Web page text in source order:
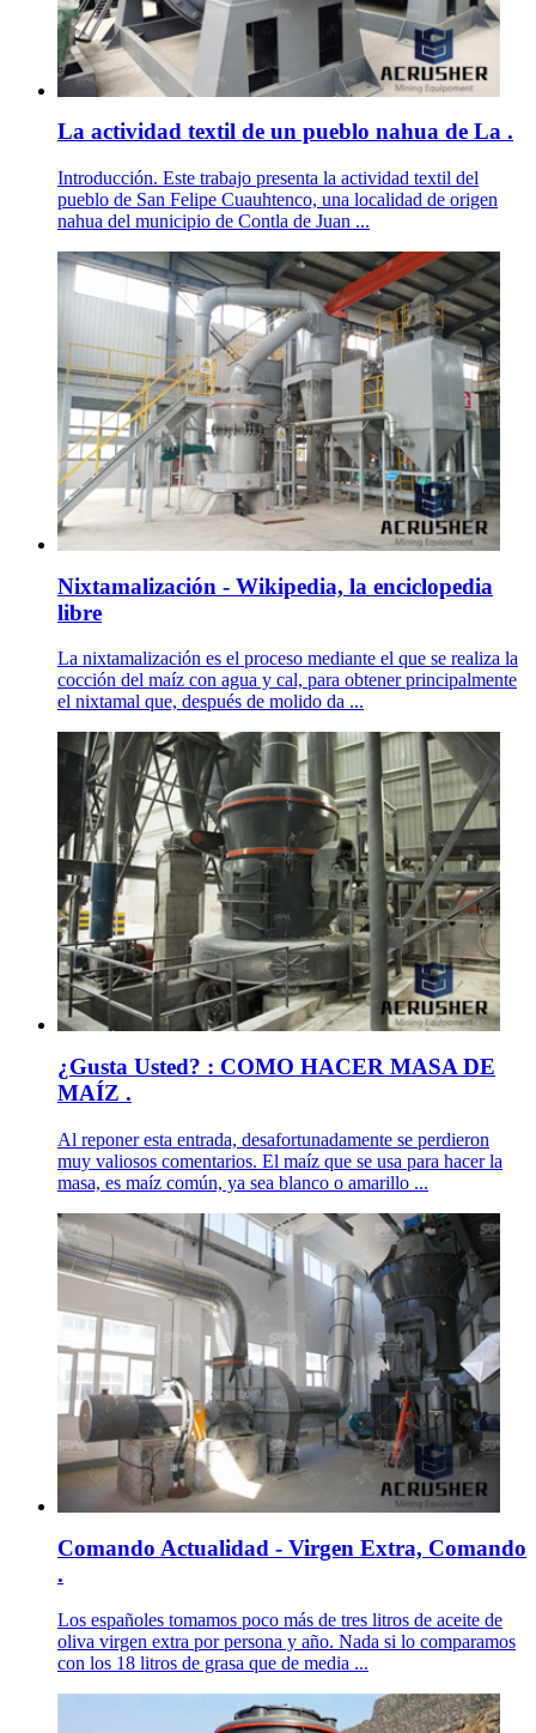
La actividad textil de un pueblo nahua de La .
Introducción. Este trabajo presenta la actividad textil del
pueblo de San Felipe Cuauhtenco, una localidad de origen
nahua del municipio de Contla de Juan ...
Nixtamalización - Wikipedia, la enciclopedia
libre
La nixtamalización es el proceso mediante el que se realiza la
cocción del maíz con agua y cal, para obtener principalmente
el nixtamal que, después de molido da ...
¿Gusta Usted? : COMO HACER MASA DE
MAÍZ .
Al reponer esta entrada, desafortunadamente se perdieron
muy valiosos comentarios. El maíz que se usa para hacer la
masa, es maíz común, ya sea blanco o amarillo ...
Comando Actualidad - Virgen Extra, Comando
.
Los españoles tomamos poco más de tres litros de aceite de
oliva virgen extra por persona y año. Nada si lo comparamos
con los 18 litros de grasa que de media ...